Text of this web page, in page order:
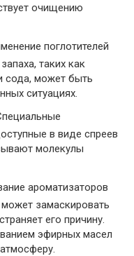
очищению
поглотителей
таких как
сода, может быть
ситуациях.
в виде спреев
молекулы
ароматизаторов
замаскировать
его причину.
эфирных масел